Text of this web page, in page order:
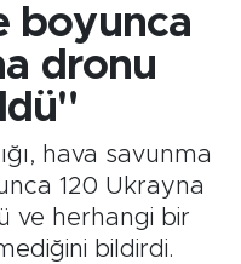
boyunca
dronu
hava savunma
120 Ukrayna
ve herhangi bir
bildirdi.
Haritası
ve Fikstür